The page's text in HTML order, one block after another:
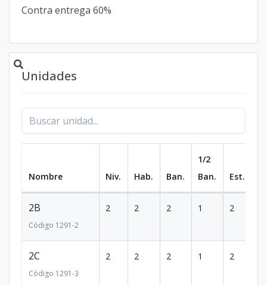
Contra entrega 60%
Unidades
Nombre Niv. Hab. Ban.
1/2
Ban.
Est.
2B
Código 1291-2
2 2 2 1 2
2C
Código 1291-3
2 2 2 1 2